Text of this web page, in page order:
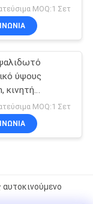
με MOQ:1 Σετ
ύψους
κινητή
πλατφόρμα
για καθαρισμό
MOQ:1 Σετ